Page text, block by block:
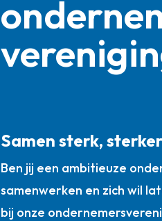
Samen sterk,
Ben jij een ambitieuze
samenwerken en zich wil
bij onze